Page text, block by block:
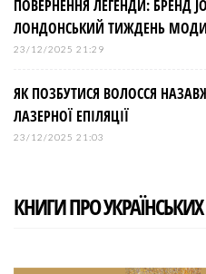
ПОВЕРНЕННЯ ЛЕГЕНДИ: БРЕНД
ЛОНДОНСЬКИЙ ТИЖДЕНЬ МОДИ
23/12/2025 21:29
ЯК ПОЗБУТИСЯ ВОЛОССЯ
ЛАЗЕРНОЇ ЕПІЛЯЦІЇ
23/12/2025 21:03
КНИГИ ПРО